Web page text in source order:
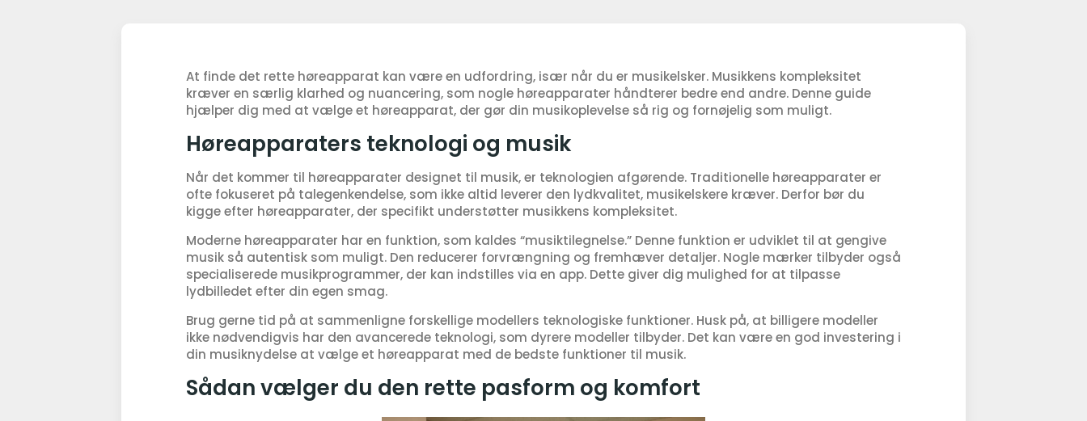
At finde det rette høreapparat kan være en udfordring, især når du er musikelsker. Musikkens kompleksitet
kræver en særlig klarhed og nuancering, som nogle høreapparater håndterer bedre end andre. Denne guide
hjælper dig med at vælge et høreapparat, der gør din musikoplevelse så rig og fornøjelig som muligt.
Høreapparaters teknologi og musik
Når det kommer til høreapparater designet til musik, er teknologien afgørende. Traditionelle høreapparater er
ofte fokuseret på talegenkendelse, som ikke altid leverer den lydkvalitet, musikelskere kræver. Derfor bør du
kigge efter høreapparater, der specifikt understøtter musikkens kompleksitet.
Moderne høreapparater har en funktion, som kaldes “musiktilegnelse.” Denne funktion er udviklet til at gengive
musik så autentisk som muligt. Den reducerer forvrængning og fremhæver detaljer. Nogle mærker tilbyder også
specialiserede musikprogrammer, der kan indstilles via en app. Dette giver dig mulighed for at tilpasse
lydbilledet efter din egen smag.
Brug gerne tid på at sammenligne forskellige modellers teknologiske funktioner. Husk på, at billigere modeller
ikke nødvendigvis har den avancerede teknologi, som dyrere modeller tilbyder. Det kan være en god investering i
din musiknydelse at vælge et høreapparat med de bedste funktioner til musik.
Sådan vælger du den rette pasform og komfort